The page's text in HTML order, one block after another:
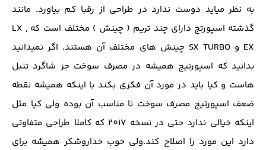
به نظر میاید دوست ندارد در طراحی از رقبا کم بیاورد. مانند
گذشته اسپورتج دارای چند تریم ( چینش ) مختلف است که LX ,
EX و SX TURBO چینش های مختلف آن هستند. اگر نمیدانید
بدانید که اسپورتیج همیشه در مصرف سوخت جز شاگرد تنبل
هاست و کیا باید در مورد آن فکری بکند با اینکه همیشه نقطه
ضعف اسپورتیج مصرف سوخت نا مناسب آن بوده ولی کیا مثل
اینکه خیالی ندارد حتی در نسخه 2017 که کاملا طراحی متفاوتی
دارد این مورد را اصلاح کند.ولی خوب خداروشکر همیشه برای